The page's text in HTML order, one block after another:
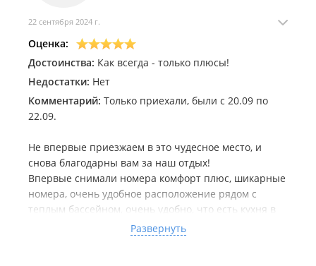
22 сентября 2024 г.
Оценка:
Достоинства: Как всегда - только плюсы!
Недостатки: Нет
Комментарий: Только приехали, были с 20.09 по
22.09.
Не впервые приезжаем в это чудесное место, и
снова благодарны вам за наш отдых!
Впервые снимали номера комфорт плюс, шикарные
номера, очень удобное расположение рядом с
теплым бассейном, очень удобно, что есть кухня в
Кстати, отдельный плюс для всех: стоимость аренды
Развернуть